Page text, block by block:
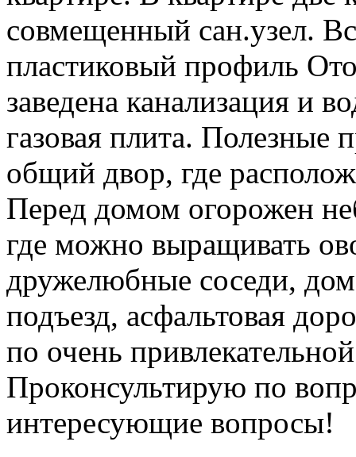
совмещенный сан.узел.
пластиковый профиль
заведена канализация и
газовая плита. Полезные
общий двор, где
Перед домом огорожен
где можно выращивать
дружелюбные соседи,
подъезд, асфальтовая
по очень
Проконсультирую по
интересующие вопросы!